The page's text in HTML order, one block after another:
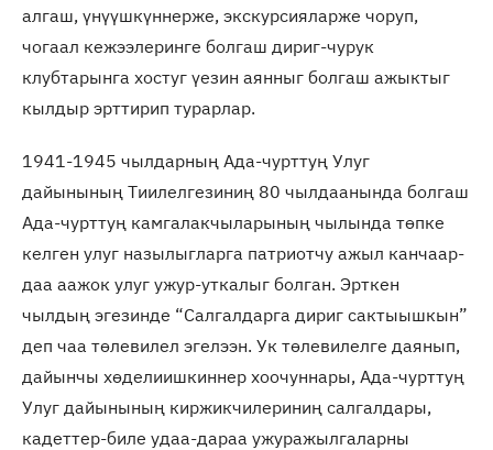
алгаш, үнүүшкүннерже, экскурсияларже чоруп,
чогаал кежээлеринге болгаш дириг-чурук
клубтарынга хостуг үезин аянныг болгаш ажыктыг
кылдыр эрттирип турарлар.
1941-1945 чылдарның Ада-чурттуң Улуг
дайынының Тиилелгезиниң 80 чылдаанында болгаш
Ада-чурттуң камгалакчыларының чылында төпке
келген улуг назылыгларга патриотчу ажыл канчаар-
даа аажок улуг ужур-уткалыг болган. Эрткен
чылдың эгезинде “Салгалдарга дириг сактыышкын”
деп чаа төлевилел эгелээн. Ук төлевилелге даянып,
дайынчы хөделиишкиннер хоочуннары, Ада-чурттуң
Улуг дайынының киржикчилериниң салгалдары,
кадеттер-биле удаа-дараа ужуражылгаларны